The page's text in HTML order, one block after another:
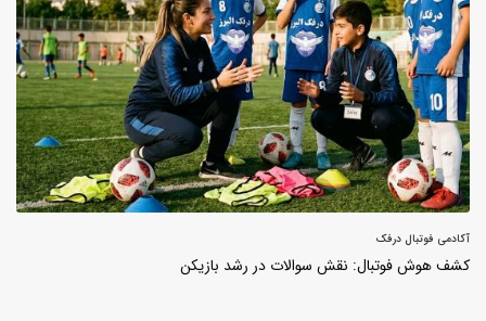
آکادمی فوتبال درفک
کشف هوش فوتبال: نقش سوالات در رشد بازیکن